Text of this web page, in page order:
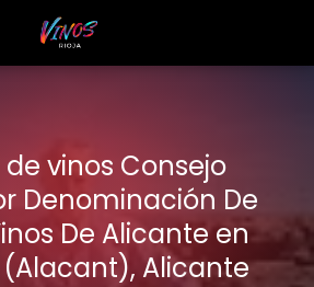
vinos Consejo
Denominación De
De Alicante en
Alicante